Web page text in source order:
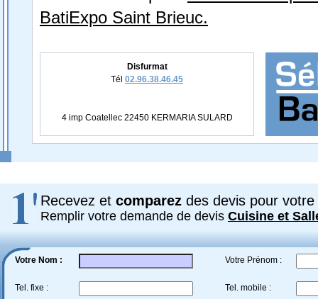
BatiExpo Saint Brieuc.
Disfurmat
Tél 02.96.38.46.45
4 imp Coatellec 22450 KERMARIA SULARD
Recevez et comparez des devis pour votre
Remplir votre demande de devis Cuisine et
Votre Nom : Votre Prénom :
Tel. fixe : Tel. mobile :